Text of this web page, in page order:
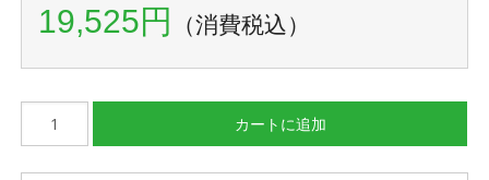
19,525円 （消費税込）